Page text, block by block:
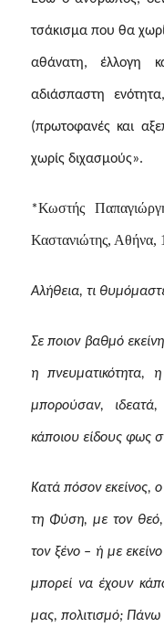
τσάκισμα που θα
αθάνατη, έλλογη
αδιάσπαστη
(πρωτοφανές και
χωρίς διχασμούς».
*Κωστής
Καστανιώτης, Αθήνα,
Αλήθεια, τι
Σε ποιον βαθμό
η
μπορούσαν,
κάποιου είδους φως
Κατά πόσον εκείνος, ο
τη Φύση, με τον
τον ξένο – ή με
μπορεί να έχουν
μας, πολιτισμό; Πάνω